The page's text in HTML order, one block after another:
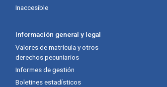
Inaccesible
Información general y legal
Valores de matrícula y otros
derechos pecuniarios
Informes de gestión
Boletines estadísticos